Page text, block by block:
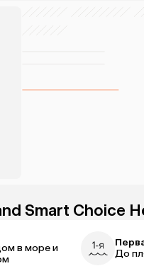
Smart Choice
в море и
До